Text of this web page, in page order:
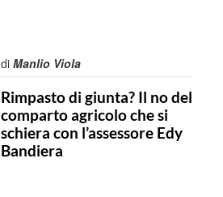
di Manlio Viola
Rimpasto di giunta? Il no del
comparto agricolo che si
schiera con l’assessore Edy
Bandiera